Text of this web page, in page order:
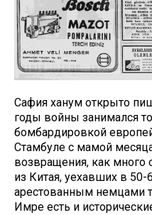
Сафия ханум открыто
годы войны занимался
бомбардировкой
Стамбуле с мамой
возвращения, как много
из Китая, уехавших в 50-
арестованным немцами
Имре есть и